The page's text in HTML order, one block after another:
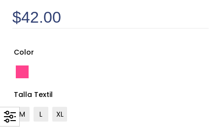
$42.00
Color
Talla Textil
M
L XL